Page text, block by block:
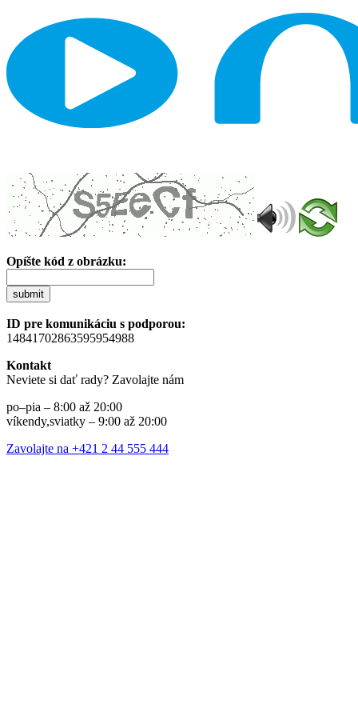
Opíšte kód z obrázku:
submit
ID pre komunikáciu s podporou:
14841702863595954988
Kontakt
Neviete si dať rady? Zavolajte nám
po–pia – 8:00 až 20:00
víkendy,sviatky – 9:00 až 20:00
Zavolajte na +421 2 44 555 444